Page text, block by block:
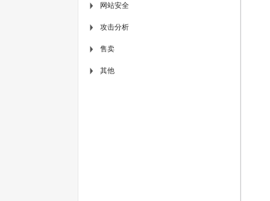
▶ 网站安全
▶ 攻击分析
▶ 售卖
▶ 其他